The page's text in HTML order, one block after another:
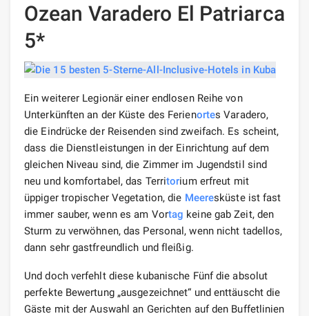
Ozean Varadero El Patriarca
5*
Ein weiterer Legionär einer endlosen Reihe von
Unterkünften an der Küste des Ferienortes Varadero,
die Eindrücke der Reisenden sind zweifach. Es scheint,
dass die Dienstleistungen in der Einrichtung auf dem
gleichen Niveau sind, die Zimmer im Jugendstil sind
neu und komfortabel, das Territorium erfreut mit
üppiger tropischer Vegetation, die Meeresküste ist fast
immer sauber, wenn es am Vortag keine gab Zeit, den
Sturm zu verwöhnen, das Personal, wenn nicht tadellos,
dann sehr gastfreundlich und fleißig.
Und doch verfehlt diese kubanische Fünf die absolut
perfekte Bewertung „ausgezeichnet“ und enttäuscht die
Gäste mit der Auswahl an Gerichten auf den Buffetlinien